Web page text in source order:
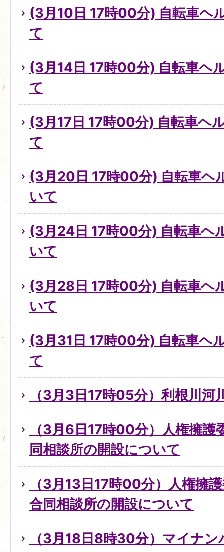
(3月10日 17時00分) 自転車ヘ
て
(3月14日 17時00分) 自転車ヘ
て
(3月17日 17時00分) 自転車ヘ
て
(3月20日 17時00分) 自転車ヘ
いて
(3月24日 17時00分) 自転車ヘ
いて
(3月28日 17時00分) 自転車ヘ
いて
(3月31日 17時00分) 自転車ヘ
て
（3月3日17時05分）利根川
（3月6日17時00分）人権擁護
同相談所の開設について
（3月13日17時00分）人権擁
合同相談所の開設について
（3月18日8時30分）マイナ